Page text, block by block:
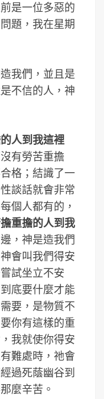
是一位多惡的
題，我在星期
我們，並且是
不信的人，神
人到我這裡
有勞苦重擔
格；結識了一
談話就會非常
個人都有的，
擔重擔的人到我
，神是造我們
會叫我們得安
試坐立不安
底要什麼才能
要，是物質不
你有這樣的重
我就使你得安
難處時，祂會
過死蔭幽谷到
麼辛苦。